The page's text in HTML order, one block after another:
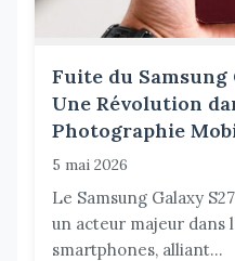
Fuite du Samsung
Une Révolution
Photographie
5 mai 2026
Le Samsung Galaxy
un acteur majeur dans
smartphones, alliant...